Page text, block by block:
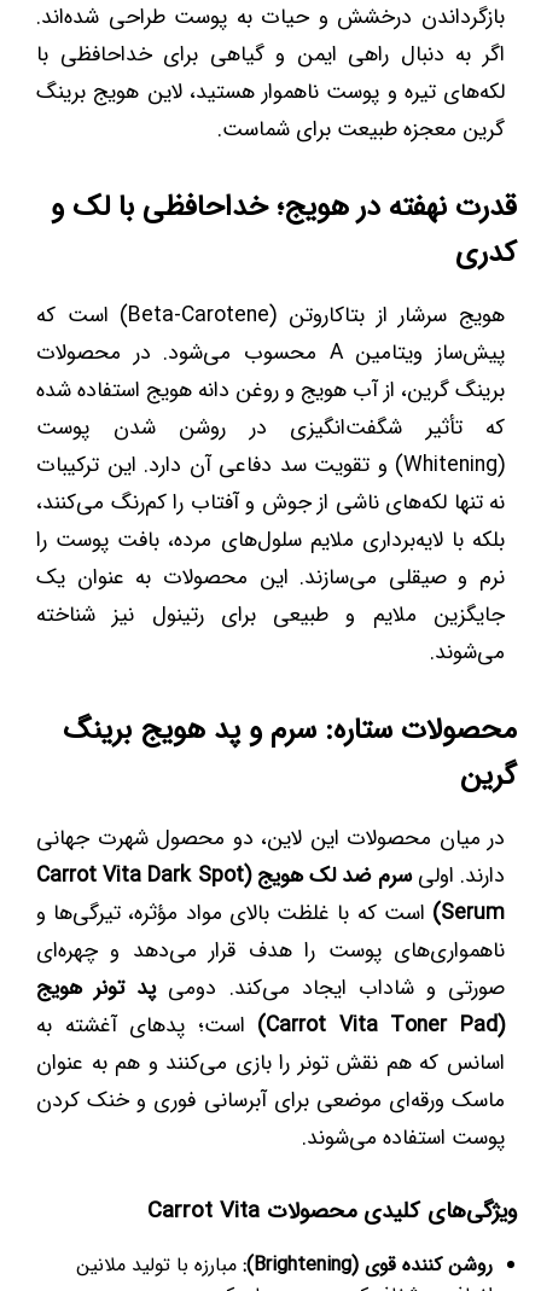
بازگرداندن درخشش و حیات به پوست طراحی شده‌اند.
اگر به دنبال راهی ایمن و گیاهی برای خداحافظی با
لکه‌های تیره و پوست ناهموار هستید، لاین هویج برینگ
گرین معجزه طبیعت برای شماست.
قدرت نهفته در هویج؛ خداحافظی با لک و
کدری
هویج سرشار از بتاکاروتن (Beta-Carotene) است که
پیش‌ساز ویتامین A محسوب می‌شود. در محصولات
برینگ گرین، از آب هویج و روغن دانه هویج استفاده شده
که تأثیر شگفت‌انگیزی در روشن شدن پوست
(Whitening) و تقویت سد دفاعی آن دارد. این ترکیبات
نه تنها لکه‌های ناشی از جوش و آفتاب را کم‌رنگ می‌کنند،
بلکه با لایه‌برداری ملایم سلول‌های مرده، بافت پوست را
نرم و صیقلی می‌سازند. این محصولات به عنوان یک
جایگزین ملایم و طبیعی برای رتینول نیز شناخته
می‌شوند.
محصولات ستاره: سرم و پد هویج برینگ
گرین
در میان محصولات این لاین، دو محصول شهرت جهانی
دارند. اولی
سرم ضد لک هویج (Carrot Vita Dark Spot
Serum) است که با غلظت بالای مواد مؤثره، تیرگی‌ها و
ناهمواری‌های پوست را هدف قرار می‌دهد و چهره‌ای
صورتی و شاداب ایجاد می‌کند. دومیپد تونر هویج
(Carrot Vita Toner Pad)
است؛ پدهای آغشته به
اسانس که هم نقش تونر را بازی می‌کنند و هم به عنوان
ماسک ورقه‌ای موضعی برای آبرسانی فوری و خنک کردن
پوست استفاده می‌شوند.
ویژگی‌های کلیدی محصولات Carrot Vita
روشن کننده قوی (Brightening):
مبارزه با تولید ملانین